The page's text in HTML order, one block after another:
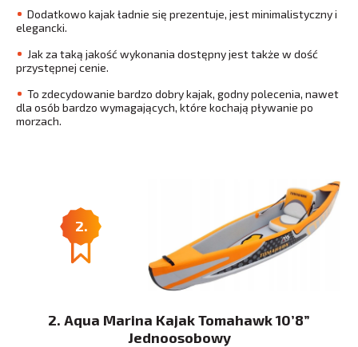
Dodatkowo kajak ładnie się prezentuje, jest minimalistyczny i
elegancki.
Jak za taką jakość wykonania dostępny jest także w dość
przystępnej cenie.
To zdecydowanie bardzo dobry kajak, godny polecenia, nawet
dla osób bardzo wymagających, które kochają pływanie po
morzach.
2.
2. Aqua Marina Kajak Tomahawk 10’8”
Jednoosobowy